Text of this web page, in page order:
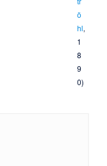
ö
hl,
1
8
9
0)